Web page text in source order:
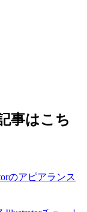
事はこち
のアピアランス